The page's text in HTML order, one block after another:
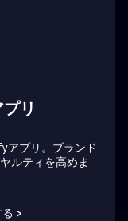
リ
アプリ。ブランド
ルティを高めま
>